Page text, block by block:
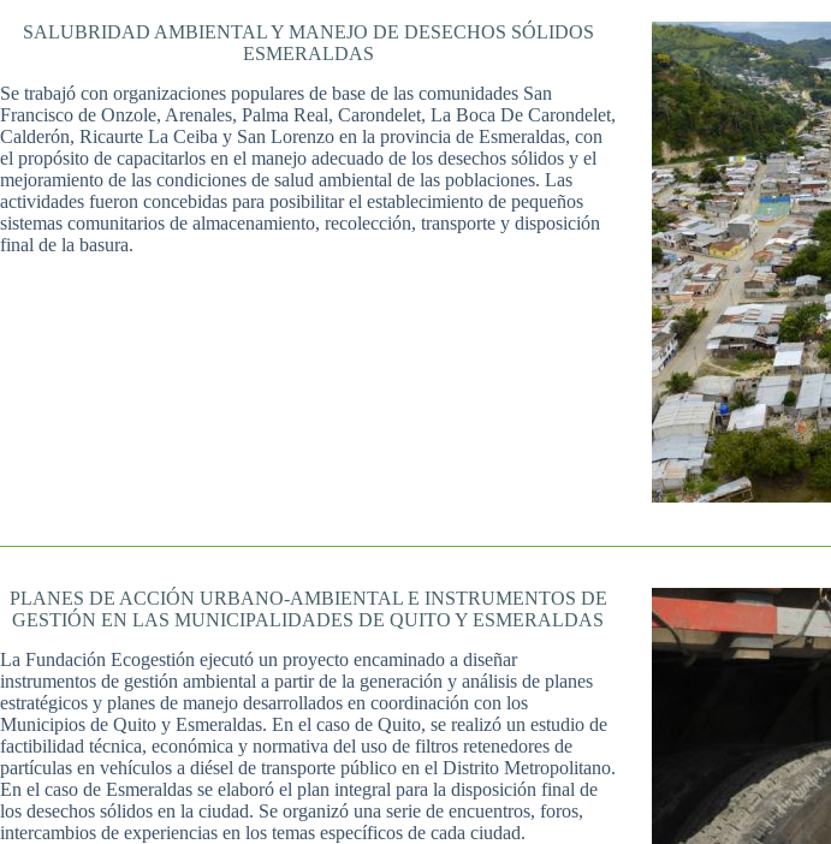
SALUBRIDAD AMBIENTAL Y MANEJO DE DESECHOS SÓLIDOS
ESMERALDAS
Se trabajó con organizaciones populares de base de las comunidades San
Francisco de Onzole, Arenales, Palma Real, Carondelet, La Boca De Carondelet,
Calderón, Ricaurte La Ceiba y San Lorenzo en la provincia de Esmeraldas, con
el propósito de capacitarlos en el manejo adecuado de los desechos sólidos y el
mejoramiento de las condiciones de salud ambiental de las poblaciones. Las
actividades fueron concebidas para posibilitar el establecimiento de pequeños
sistemas comunitarios de almacenamiento, recolección, transporte y disposición
final de la basura.
PLANES DE ACCIÓN URBANO-AMBIENTAL E INSTRUMENTOS DE
GESTIÓN EN LAS MUNICIPALIDADES DE QUITO Y ESMERALDAS
La Fundación Ecogestión ejecutó un proyecto encaminado a diseñar
instrumentos de gestión ambiental a partir de la generación y análisis de planes
estratégicos y planes de manejo desarrollados en coordinación con los
Municipios de Quito y Esmeraldas. En el caso de Quito, se realizó un estudio de
factibilidad técnica, económica y normativa del uso de filtros retenedores de
partículas en vehículos a diésel de transporte público en el Distrito Metropolitano.
En el caso de Esmeraldas se elaboró el plan integral para la disposición final de
los desechos sólidos en la ciudad. Se organizó una serie de encuentros, foros,
intercambios de experiencias en los temas específicos de cada ciudad.